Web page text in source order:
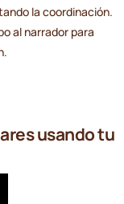
la coordinación.
al narrador para
usando tu